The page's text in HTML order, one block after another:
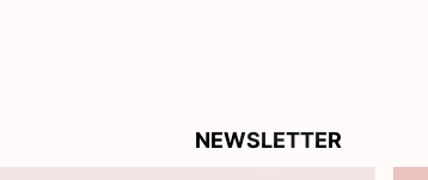
NEWSLETTER